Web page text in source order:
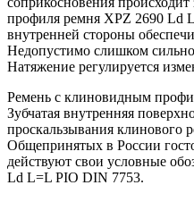
профиля ремня XPZ 2690 Ld
внутренней стороны
Недопустимо слишком
Натяжение регулируется
Ремень с клиновидным
Зубчатая внутренняя
проскальзывания клинового
Общепринятых в России
действуют свои условные
Ld L=L PIO DIN 7753.